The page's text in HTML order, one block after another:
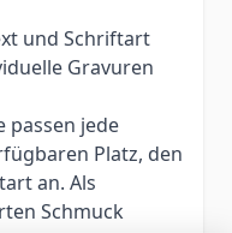
und Schriftart
Gravuren
passen jede
Platz, den
an. Als
Schmuck